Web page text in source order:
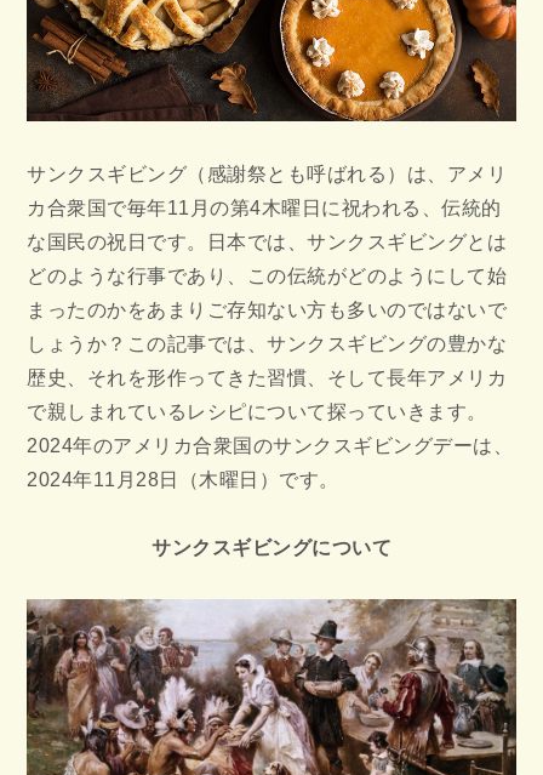
サンクスギビング（感謝祭とも呼ばれる）は、アメリ
カ合衆国で毎年11月の第4木曜日に祝われる、伝統的
な国民の祝日です。日本では、サンクスギビングとは
どのような行事であり、この伝統がどのようにして始
まったのかをあまりご存知ない方も多いのではないで
しょうか？この記事では、サンクスギビングの豊かな
歴史、それを形作ってきた習慣、そして長年アメリカ
で親しまれているレシピについて探っていきます。
2024年のアメリカ合衆国のサンクスギビングデーは、
2024年11月28日（木曜日）です。
サンクスギビングについて